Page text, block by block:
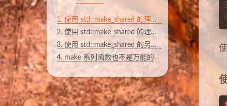
1. 使用 std::make_shared 的理由：代码精简
2. 使用 std::make_shared 的理由：异常安全性
3. 使用 std::make_shared 的另一个理由：性能提升
4. make 系列函数也不是万能的